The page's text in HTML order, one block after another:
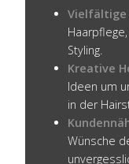
Vielfältige
Styling.
Kreative
Ideen um
in der
Wünsche